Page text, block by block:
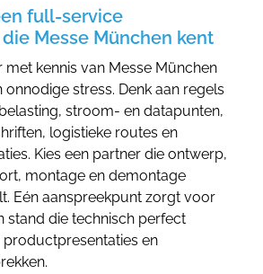
full-service
Messe München kent
met kennis van Messe München
onnodige stress. Denk aan regels
stroom- en datapunten,
logistieke routes en
Kies een partner die ontwerp,
montage en demontage
Eén aanspreekpunt zorgt voor
stand die technisch perfect
en